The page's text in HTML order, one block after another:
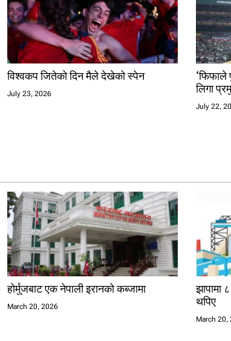
विश्वकप जितेको दिन मैले देखेको स्पेन
July 23, 2026
‘फिफाले
लिगा
July 22,
होर्मुजबाट एक नेपाली इरानको कब्जामा
March 20, 2026
झापामा
थपिए
March 20,